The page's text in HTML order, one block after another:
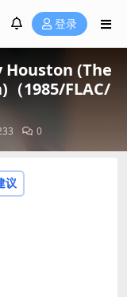
登录
(The
1985/FLAC/
0
议